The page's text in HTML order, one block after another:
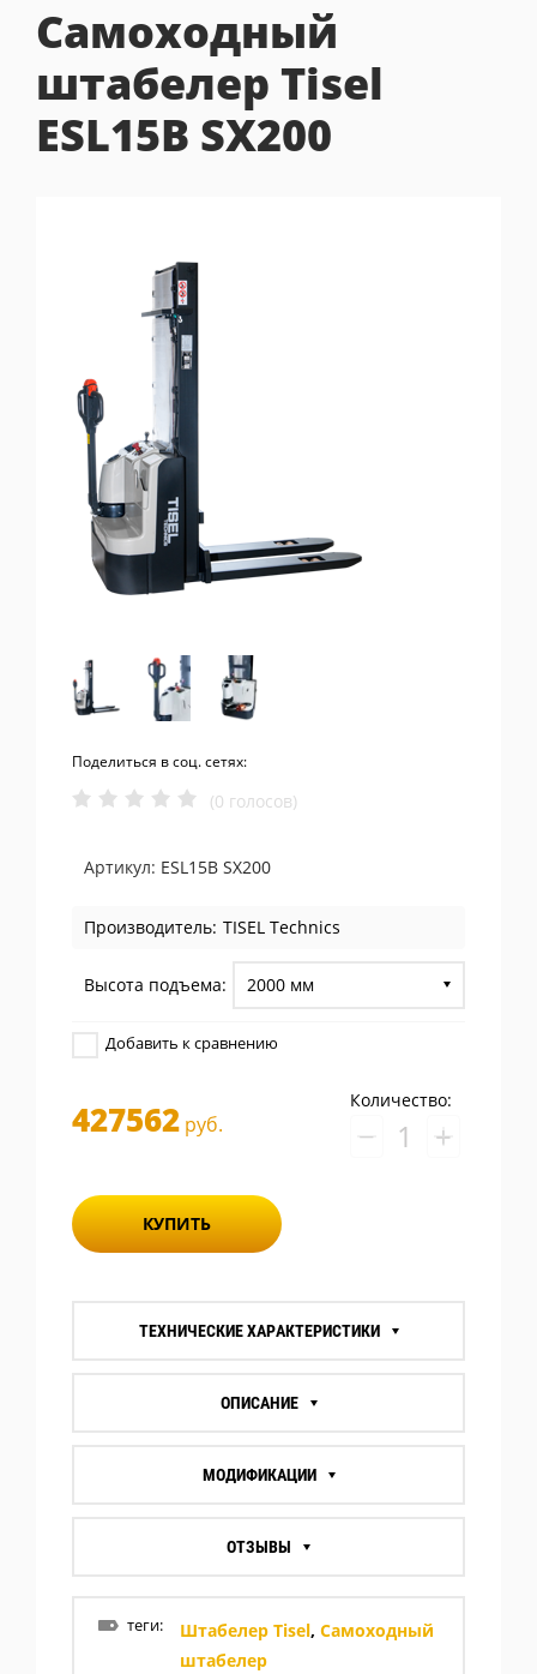
Самоходный
штабелер Tisel
ESL15B SX200
Поделиться в соц. сетях:
(0 голосов)
Артикул: ESL15B SX200
Производитель: TISEL Technics
Высота подъема: 2000 мм
Добавить к сравнению
427562 руб.
Количество:
− +
КУПИТЬ
ТЕХНИЧЕСКИЕ ХАРАКТЕРИСТИКИ
ОПИСАНИЕ
МОДИФИКАЦИИ
ОТЗЫВЫ
теги: Штабелер Tisel, Самоходный
штабелер